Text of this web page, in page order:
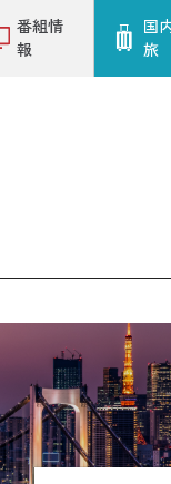
番組情
報
国
旅